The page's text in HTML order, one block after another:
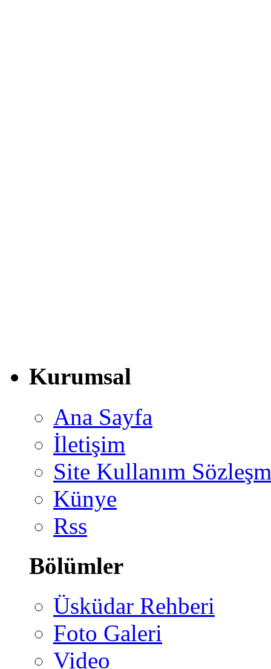
Kurumsal
Ana Sayfa
İletişim
Site Kullanım
Künye
Rss
Bölümler
Üsküdar Rehberi
Foto Galeri
Video